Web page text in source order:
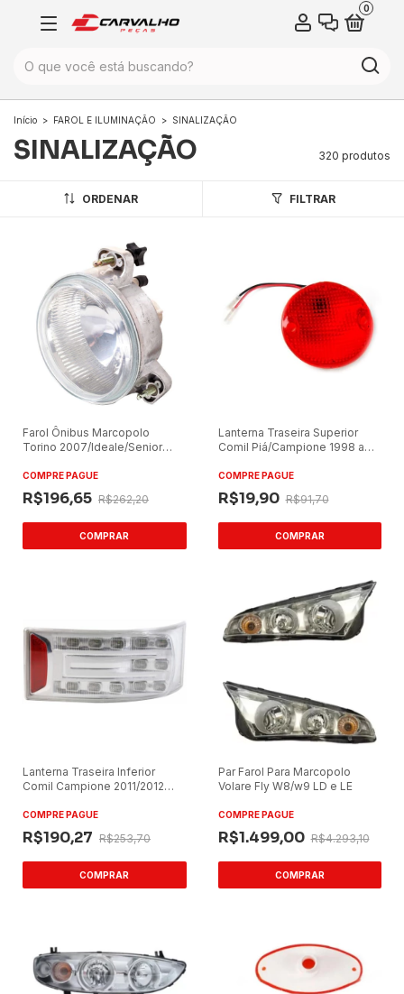
0
Início > FAROL E ILUMINAÇÃO > SINALIZAÇÃO
SINALIZAÇÃO 320 produtos
ORDENAR FILTRAR
Farol Ônibus Marcopolo
Torino 2007/Ideale/Senior
COMPRE PAGUE
R$196,65 R$262,20
Lanterna Traseira Superior
Comil Piá/Campione 1998 a
COMPRE PAGUE
R$19,90 R$91,70
Lanterna Traseira Inferior
Comil Campione 2011/2012
COMPRE PAGUE
R$190,27 R$253,70
Par Farol Para Marcopolo
Volare Fly W8/w9 LD e LE
COMPRE PAGUE
R$1.499,00 R$4.293,10